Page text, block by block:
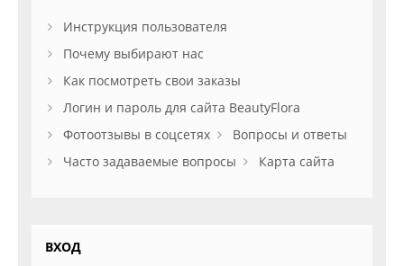
Инструкция пользователя
Почему выбирают нас
Как посмотреть свои заказы
Логин и пароль для сайта BeautyFlora
Фотоотзывы в соцсетях
Вопросы и ответы
Часто задаваемые вопросы
Карта сайта
ВХОД